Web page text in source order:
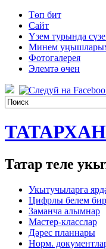
Төп бит
Сайт
Үзем турында
Минем
Фотогалерея
Элемтә өчен
Татар теле
Укытучыларга
Цифрлы белем
Заманча алымнар
Мастер-класслар
Дәрес планнары
Норм.